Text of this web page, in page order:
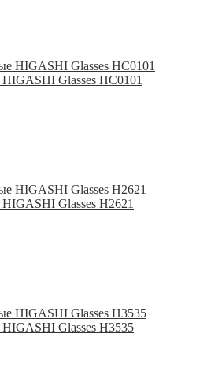
Glasses HC0101
Glasses H2621
Glasses H3535